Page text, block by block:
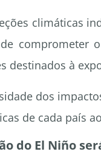
climáticas
comprometer
destinados à
dos
de cada país
do El Niño